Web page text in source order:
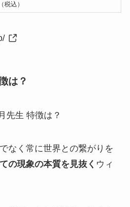
税込）
は？
なく常に世界との繋がりを
の現象の本質を見抜く ウィ